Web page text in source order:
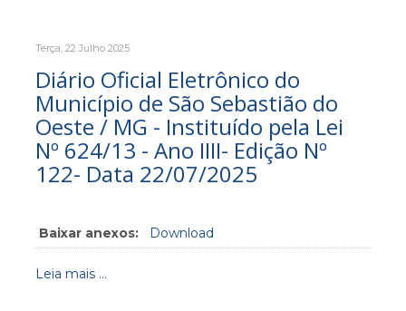
Terça, 22 Julho 2025
Diário Oficial Eletrônico do
Município de São Sebastião do
Oeste / MG - Instituído pela Lei
Nº 624/13 - Ano IIII- Edição Nº
122- Data 22/07/2025
Baixar anexos: Download
Leia mais ...